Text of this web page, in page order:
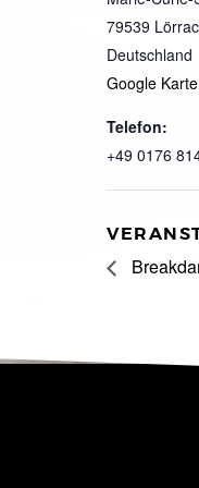
79539
Deutschland
Google
Telefon:
+49 0176